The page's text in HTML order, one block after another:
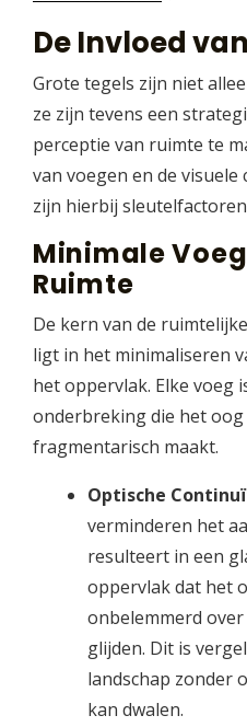
De Invloed
Grote tegels zijn niet
ze zijn tevens een
perceptie van ruimte te
van voegen en de
zijn hierbij
Minimale
Ruimte
De kern van de
ligt in het minimaliseren
het oppervlak. Elke voeg
onderbreking die het
fragmentarisch maakt.
Optische
verminderen het
resulteert in een
oppervlak dat het
onbelemmerd
glijden. Dit is
landschap zonder
kan dwalen.